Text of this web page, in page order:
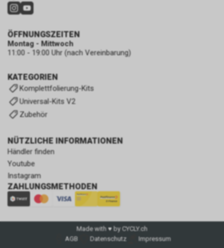
KATEGORIEN
Komplettfolierung-Kits
Universal-Kits V2
Zubehör
NÜTZLICHE INFORMATIONEN
Händler finden
Youtube
Instagram
ZAHLUNGSMETHODEN
ÖFFNUNGSZEITEN
Montag - Mittwoch
11:00 - 19:00 Uhr (nach Vereinbarung)
Made with ♥ by CYCLY.ch
AGB
Datenschutz Impressum